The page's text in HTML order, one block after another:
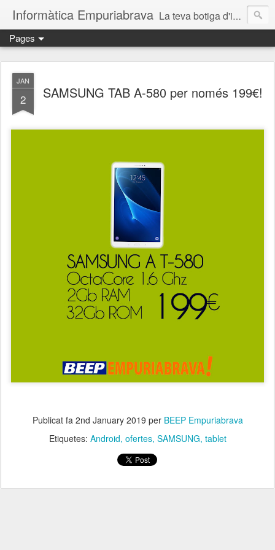
Informàtica Empuriabrava La teva botiga d'informàtica a Castelló d'Empúries. Reparació d'ordinadors. Reparación ordenadores Ampuriabrava. Reparació ordinadors Empuriabrava. Reparació ordinadors Roses. Reparació ordinadors Castelló d'Empúries. Servei técnic informàtic. Informàtica Empuriabrava. Informàtica Castello d'Empúries. SAT informàtic. Solucions informàtiques a prop.
Pages
JAN
2 SAMSUNG TAB A-580 per només 199€!
Publicat fa 2nd January 2019 per BEEP Empuriabrava
Etiquetes: Android ofertes SAMSUNG tablet